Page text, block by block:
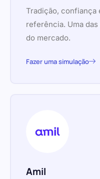
Tradição, confiança
referência. Uma
do mercado.
Fazer uma simulação
Amil